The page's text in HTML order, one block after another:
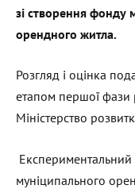
зі створення фонду
орендного житла.
Розгляд і оцінка
етапом першої фази
Міністерство
муніципального